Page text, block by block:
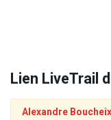
Lien LiveTrail
Alexandre